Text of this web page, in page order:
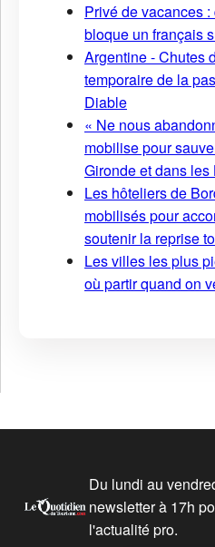
Privé de vacances
bloque un français
Argentine - Chutes
temporaire de la
Diable
« Ne nous
mobilise pour
Gironde et dans les
Les hôteliers de
mobilisés pour
soutenir la reprise
Les villes les plus
où partir quand on
Du lundi au
newsletter à 17h
l'actualité pro.